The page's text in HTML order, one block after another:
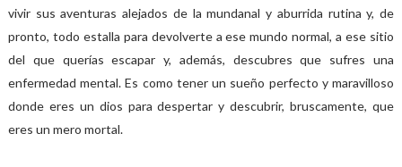
vivir sus aventuras alejados de la mundanal y aburrida rutina y, de
pronto, todo estalla para devolverte a ese mundo normal, a ese sitio
del que querías escapar y, además, descubres que sufres una
enfermedad mental. Es como tener un sueño perfecto y maravilloso
donde eres un dios para despertar y descubrir, bruscamente, que
eres un mero mortal.